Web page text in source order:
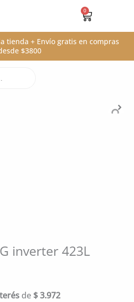
0
Carrito
tienda + Envío gratis en compras
$3800
inverter 423L
de $3.972